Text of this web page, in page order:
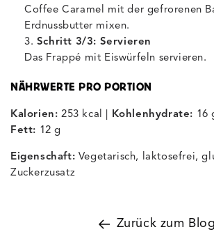
Coffee Caramel mit der gefrorenen
Erdnussbutter mixen.
Schritt 3/3: Servieren
Das Frappé mit Eiswürfeln servieren.
NÄHRWERTE PRO PORTION
Kalorien: 253 kcal | Kohlenhydrate: 16
Fett: 12 g
Eigenschaft: Vegetarisch, laktosefrei,
Zuckerzusatz
Zurück zum Blog